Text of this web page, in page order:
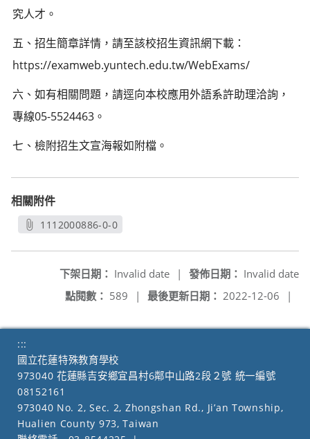
究人才。
五、招生簡章詳情，請至該校招生資訊網下載：
https://examweb.yuntech.edu.tw/WebExams/
六、如有相關問題，請逕向本校應用外語系許助理洽詢，
專線05-5524463。
七、檢附招生文宣海報如附檔。
相關附件
1112000886-0-0
發佈日期： Invalid date
下架日期： Invalid date
|
最後更新日期： 2022-12-06 |
點閱數： 589 |
:::
國立花蓮特殊教育學校
973040 花蓮縣吉安鄉宜昌村6鄰中山路2段２號 統一編號
08152161
973040 No. 2, Sec. 2, Zhongshan Rd., Ji’an Township,
Hualien County 973, Taiwan